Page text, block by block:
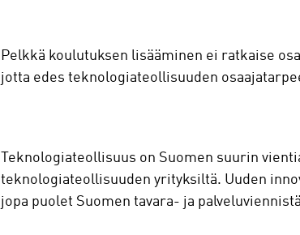
Pelkkä koulutuksen lisääminen ei ratkaise
jotta edes teknologiateollisuuden
Teknologiateollisuus on Suomen suurin
teknologiateollisuuden yrityksiltä. Uuden
jopa puolet Suomen tavara- ja